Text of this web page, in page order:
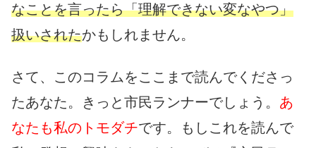
なことを言ったら「理解できない変なやつ」
扱いされたかもしれません。
さて、このコラムをここまで読んでくださっ
たあなた。きっと市民ランナーでしょう。 あ
なたも私のトモダチです。もしこれを読んで